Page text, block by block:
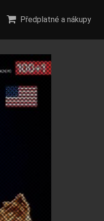
Předplatné a nákupy